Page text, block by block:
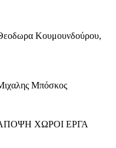
Κουμουνδούρου,
Μπόσκος
ΑΠΟΨΗ ΧΩΡΟΙ ΕΡΓΑ